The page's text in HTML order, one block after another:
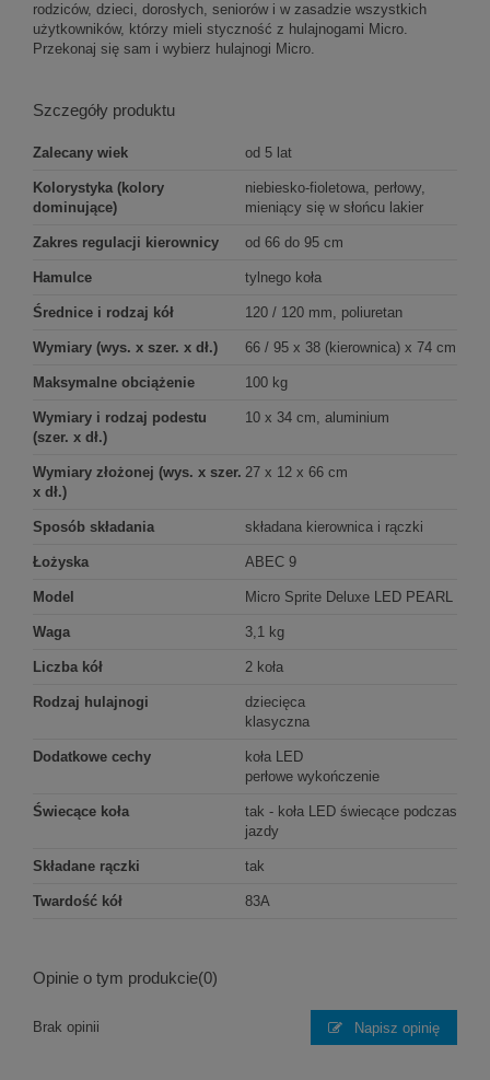
rodziców, dzieci, dorosłych, seniorów i w zasadzie wszystkich
użytkowników, którzy mieli styczność z hulajnogami Micro.
Przekonaj się sam i wybierz hulajnogi Micro.
Szczegóły produktu
Zalecany wiek od 5 lat
Kolorystyka (kolory
dominujące)
niebiesko-fioletowa, perłowy,
mieniący się w słońcu lakier
Zakres regulacji kierownicy od 66 do 95 cm
Hamulce tylnego koła
Średnice i rodzaj kół 120 / 120 mm, poliuretan
Wymiary (wys. x szer. x dł.) 66 / 95 x 38 (kierownica) x 74 cm
Maksymalne obciążenie 100 kg
Wymiary i rodzaj podestu
(szer. x dł.)
10 x 34 cm, aluminium
Wymiary złożonej (wys. x szer.
x dł.)
27 x 12 x 66 cm
Sposób składania składana kierownica i rączki
Łożyska ABEC 9
Model Micro Sprite Deluxe LED PEARL
Waga 3,1 kg
Liczba kół 2 koła
Rodzaj hulajnogi
dziecięca
klasyczna
Dodatkowe cechy
koła LED
perłowe wykończenie
Świecące koła
tak - koła LED świecące podczas
jazdy
Składane rączki tak
Twardość kół 83A
Opinie o tym produkcie(0)
Brak opinii Napisz opinię